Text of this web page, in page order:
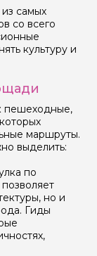
самых
со всего
культуру и
пешеходные,
маршруты.
выделить:
по
но и
Гиды